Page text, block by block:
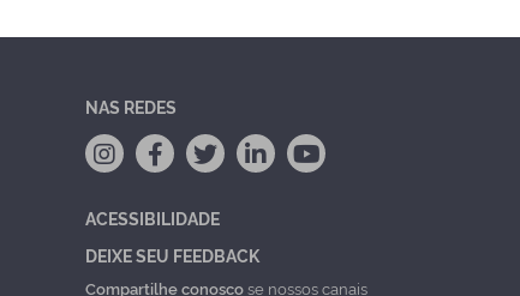
NAS REDES
ACESSIBILIDADE
DEIXE SEU FEEDBACK
Compartilhe conoscose nossos canais